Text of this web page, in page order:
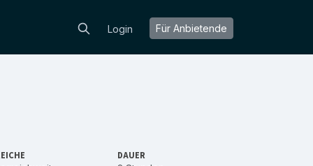
Login Für Anbietende
DAUER